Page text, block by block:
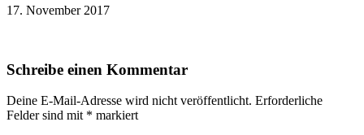
17. November 2017
Leser-
Schreibe einen Kommentar
Deine E-Mail-Adresse wird nicht veröffentlicht. Erforderliche
Felder sind mit * markiert